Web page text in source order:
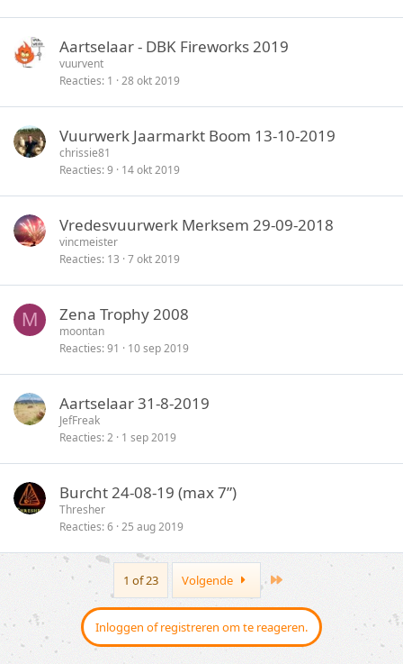
Aartselaar - DBK Fireworks 2019
vuurvent
Reacties 1 28 okt 2019
Vuurwerk Jaarmarkt Boom 13-10-2019
chrissie81
Reacties 9 14 okt 2019
Vredesvuurwerk Merksem 29-09-2018
vincmeister
Reacties 13 7 okt 2019
M Zena Trophy 2008
moontan
Reacties 91 10 sep 2019
Aartselaar 31-8-2019
JefFreak
Reacties 2 1 sep 2019
Burcht 24-08-19 (max 7”)
Thresher
Reacties 6 25 aug 2019
1 of 23 Volgende
Inloggen of registreren om te reageren.